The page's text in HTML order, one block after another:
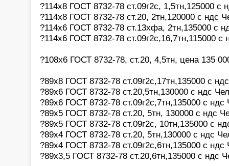
?114х8 ГОСТ 8732-78 ст.09г2с, 1,5тн,125000 с
?114х8 ГОСТ 8732-78 ст.20, 2тн,120000 с ндс
?114х6 ГОСТ 8732-78 ст.13хфа, 2тн,135000 с
?114х6 ГОСТ 8732-78 ст.09г2с,16,7тн,115000 с
?108х6 ГОСТ 8732-78, ст.20, 4,5тн, цена 135
?89х8 ГОСТ 8732-78 ст.09г2с,17тн,135000 с
?89х6 ГОСТ 8732-78 ст.20,5тн,130000 с ндс
?89х6 ГОСТ 8732-78 ст.09г2с,7тн,135000 с ндс
?89х5 ГОСТ 8732-78 ст.20, 5тн, 130000 с ндс
?89х5 ГОСТ 8732-78 ст.09г2с, 10тн,135000 с
?89х4 ГОСТ 8732-78 ст.20, 5тн,130000 с ндс
?89х4 ГОСТ 8732-78 ст.09г2с,6тн,135000 с ндс
?89х3,5 ГОСТ 8732-78 ст.20,6тн,135000 с ндс